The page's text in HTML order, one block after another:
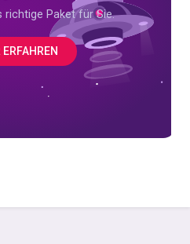
richtige Paket für Sie.
ERFAHREN